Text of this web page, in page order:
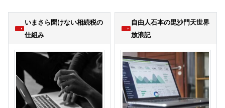
いまさら聞けない相続税の
仕組み
自由人石本の毘沙門天世界
放浪記